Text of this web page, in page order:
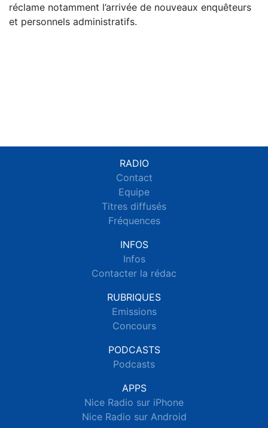
réclame notamment l’arrivée de nouveaux enquêteurs
et personnels administratifs.
RADIO
Contact
Equipe
Titres diffusés
Fréquences
INFOS
Infos
Contacter la rédac
RUBRIQUES
Emissions
Concours
PODCASTS
Podcasts
APPS
Nice Radio sur iPhone
Nice Radio sur Android